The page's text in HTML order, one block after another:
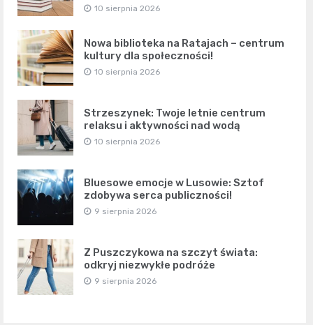
10 sierpnia 2026
Nowa biblioteka na Ratajach – centrum
kultury dla społeczności!
10 sierpnia 2026
Strzeszynek: Twoje letnie centrum
relaksu i aktywności nad wodą
10 sierpnia 2026
Bluesowe emocje w Lusowie: Sztof
zdobywa serca publiczności!
9 sierpnia 2026
Z Puszczykowa na szczyt świata:
odkryj niezwykłe podróże
9 sierpnia 2026